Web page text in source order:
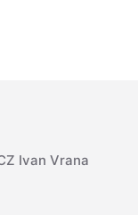
Ivan Vrana